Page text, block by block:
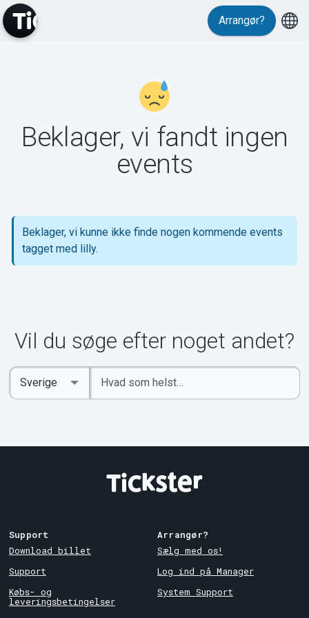
Support
Om Tickster
Arrangør?
Beklager, vi fandt ingen
events
Beklager, vi kunne ikke finde nogen kommende events
tagget med lilly.
Vil du søge efter noget andet?
Indtast
søgeord
Select
Country
Support
Download billet
Support
Købs- og
leveringsbetingelser
Arrangør?
Sælg med os!
Log ind på Manager
System Support